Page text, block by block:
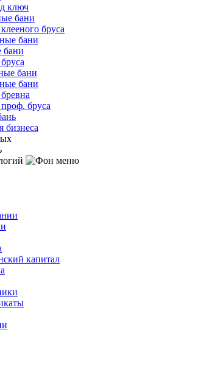
ключ
бани
бруса
бани
бани
бани
бани
бруса
бизнеса
капитал